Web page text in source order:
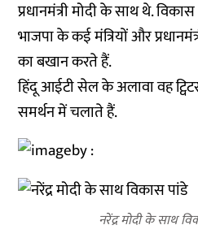
प्रधानमंत्री मोदी के साथ थे.
भाजपा के कई मंत्रियों और
का बखान करते हैं.
हिंदू आईटी सेल के अलावा वह
समर्थन में चलाते हैं.
नरेंद्र मोदी के साथ